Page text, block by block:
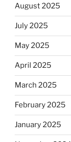
August 2025
July 2025
May 2025
April 2025
March 2025
February 2025
January 2025